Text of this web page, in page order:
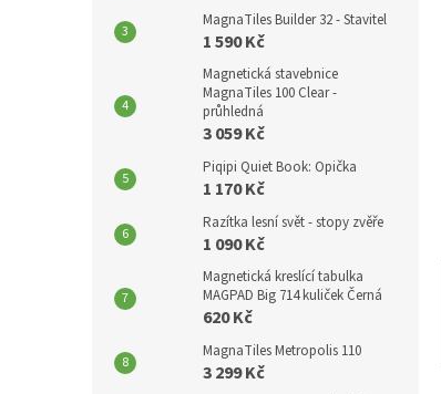
MagnaTiles Builder 32 - Stavitel
1 590 Kč
Magnetická stavebnice
MagnaTiles 100 Clear -
průhledná
3 059 Kč
Piqipi Quiet Book: Opička
1 170 Kč
Razítka lesní svět - stopy zvěře
1 090 Kč
Magnetická kreslící tabulka
MAGPAD Big 714 kuliček Černá
620 Kč
MagnaTiles Metropolis 110
3 299 Kč